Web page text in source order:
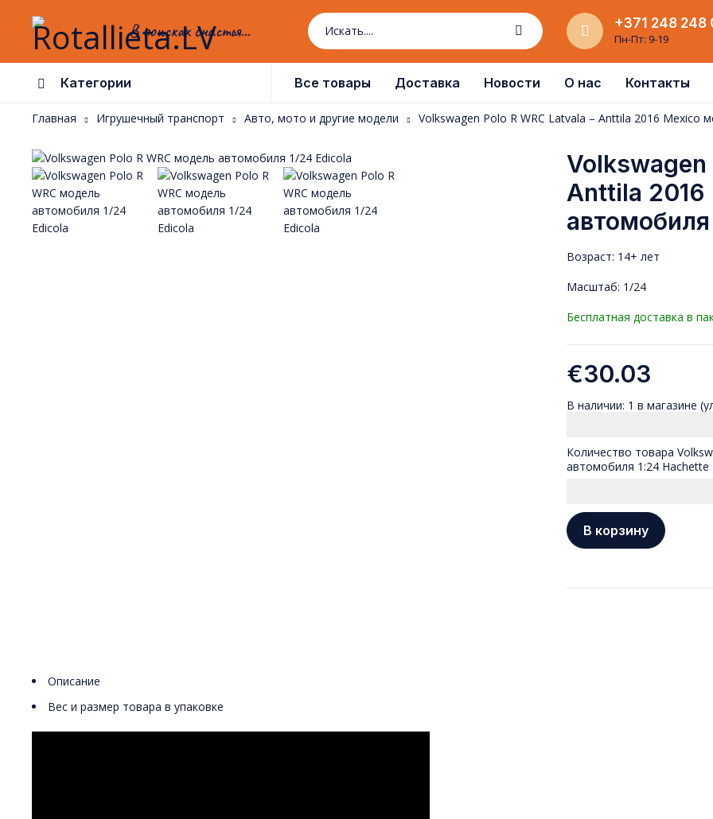
В поисках счастья... +371 248 248
Пн-Пт: 9-19
Категории Все товары Доставка Новости О нас Контакты
Главная Игрушечный транспорт Авто, мото и другие модели Volkswagen Polo R WRC Latvala – Anttila 2016 Mexico
Volkswagen
Anttila
Возраст: 14+ лет
Масштаб: 1/24
Бесплатная доставка в
€30.03
В наличии: 1 в магазине
Количество товара
автомобиля 1:24 Hachette
В корзину
Описание
Вес и размер товара в упаковке